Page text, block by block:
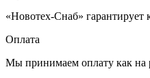
«Новотех-Снаб»
Оплата
Мы принимаем оплату как на